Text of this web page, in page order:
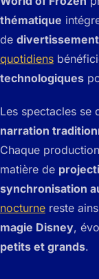
thématique
de
quotidiens
technologiques
Les spectacles se
narration
Chaque
matière de
synchronisation
nocturne reste
magie Disney,
petits et grands.